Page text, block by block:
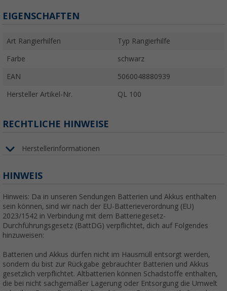
EIGENSCHAFTEN
Art Rangierhilfen Typ Rangierhilfe
Farbe schwarz
EAN 5060048880939
Hersteller Artikel-Nr. QL 100
RECHTLICHE HINWEISE
Herstellerinformationen
HINWEIS
Hinweis: Da in unseren Sendungen Batterien und Akkus enthalten
sein können, sind wir nach der EU-Batterieverordnung (EU)
2023/1542 in Verbindung mit dem Batteriegesetz-
Durchführungsgesetz (BattDG) verpflichtet, dich auf Folgendes
hinzuweisen:
Batterien und Akkus dürfen nicht im Hausmüll entsorgt werden,
sondern du bist zur Rückgabe gebrauchter Batterien und Akkus
gesetzlich verpflichtet. Altbatterien können Schadstoffe enthalten,
die bei nicht sachgemäßer Lagerung oder Entsorgung die Umwelt